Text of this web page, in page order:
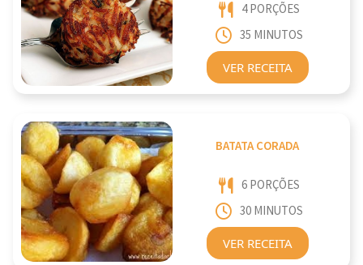
4 PORÇÕES
35 MINUTOS
VER RECEITA
BATATA CORADA
6 PORÇÕES
30 MINUTOS
VER RECEITA